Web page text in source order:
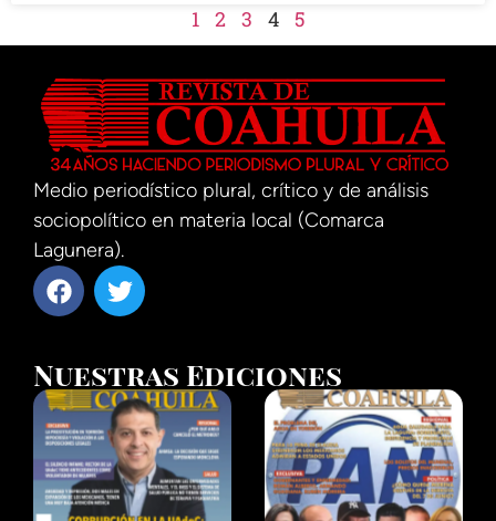
1 2 3 4 5
Medio periodístico plural, crítico y de análisis
sociopolítico en materia local (Comarca
Lagunera).
Nuestras Ediciones